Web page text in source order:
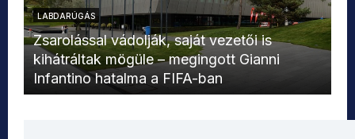
LABDARÚGÁS
Zsarolással vádolják, saját vezetői is
kihátráltak mögüle – megingott Gianni
Infantino hatalma a FIFA-ban